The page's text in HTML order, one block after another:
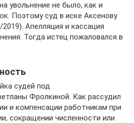
увольнение не было, как и
Поэтому суд в иске Аксенову
Апелляция и кассация
Тогда истец пожаловался в
судей под
Фролкиной. Как рассудил
и компенсации работникам при
сокращении численности или